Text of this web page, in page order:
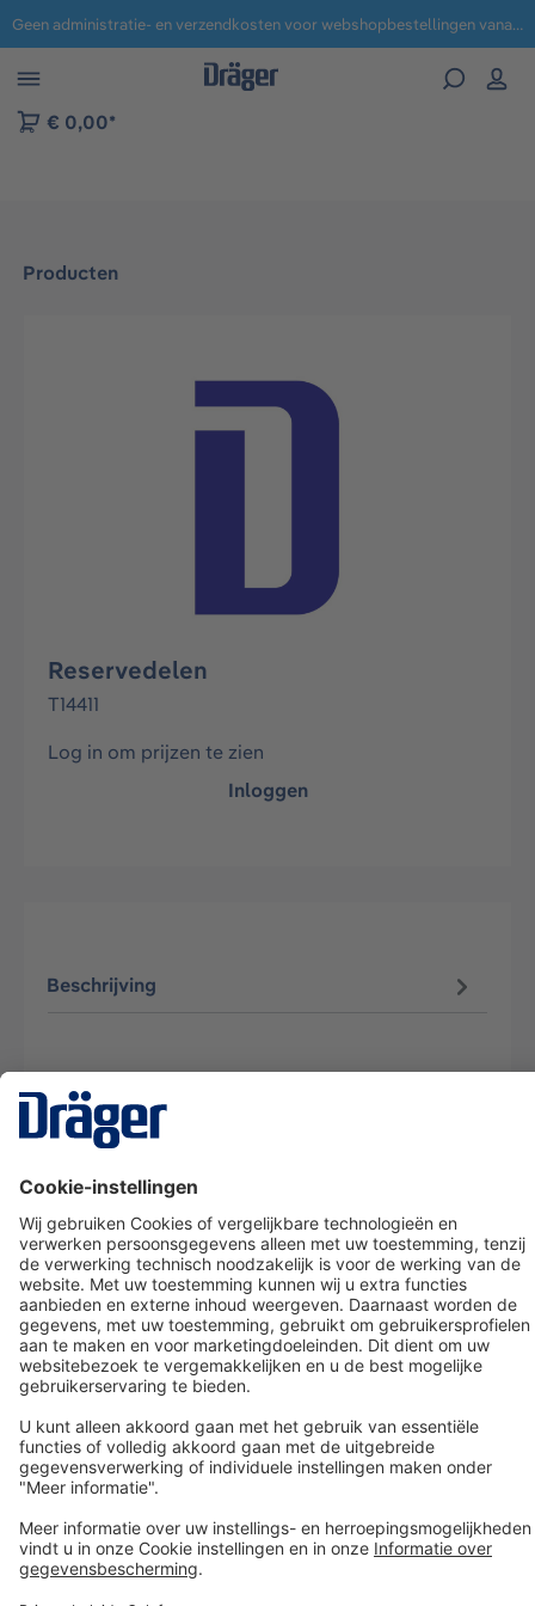
naar navigatie B2B-platform Geen administratie- en verzendkosten voor webshopbestellingen vanaf € 100,-.
€ 0,00*
Producten
Afbeeldingengalerij overslaan
Reservedelen
T14411
Log in om prijzen te zien
Inloggen
Beschrijving
Dräger klantenservice
Over Dräger
Bestellen in onze webshop
Community